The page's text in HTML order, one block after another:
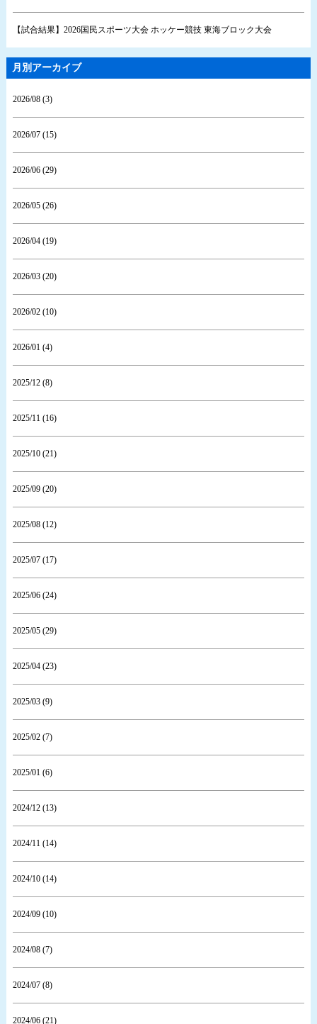
【試合結果】2026国民スポーツ大会 ホッケー競技 東海ブロック大会
月別アーカイブ
2026/08 (3)
2026/07 (15)
2026/06 (29)
2026/05 (26)
2026/04 (19)
2026/03 (20)
2026/02 (10)
2026/01 (4)
2025/12 (8)
2025/11 (16)
2025/10 (21)
2025/09 (20)
2025/08 (12)
2025/07 (17)
2025/06 (24)
2025/05 (29)
2025/04 (23)
2025/03 (9)
2025/02 (7)
2025/01 (6)
2024/12 (13)
2024/11 (14)
2024/10 (14)
2024/09 (10)
2024/08 (7)
2024/07 (8)
2024/06 (21)